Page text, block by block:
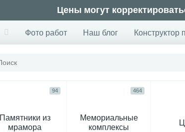
Цены могут
Фото работ Наш блог Конструктор
Памятники из
мрамора
94
Мемориальные
комплексы
464